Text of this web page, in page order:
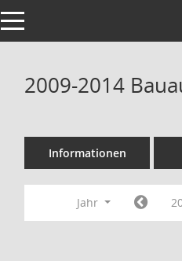
Toggle navigation
2009-2014
Informationen
Jahr